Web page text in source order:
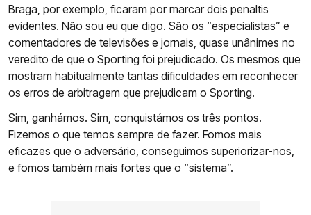
Braga, por exemplo, ficaram por marcar dois penaltis
evidentes. Não sou eu que digo. São os “especialistas” e
comentadores de televisões e jornais, quase unânimes no
veredito de que o Sporting foi prejudicado. Os mesmos que
mostram habitualmente tantas dificuldades em reconhecer
os erros de arbitragem que prejudicam o Sporting.
Sim, ganhámos. Sim, conquistámos os três pontos.
Fizemos o que temos sempre de fazer. Fomos mais
eficazes que o adversário, conseguimos superiorizar-nos,
e fomos também mais fortes que o “sistema”.